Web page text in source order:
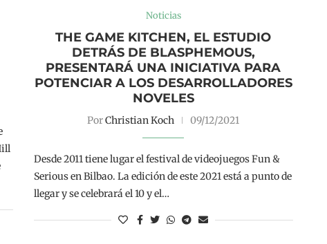
Noticias
THE GAME KITCHEN, EL ESTUDIO
DETRÁS DE BLASPHEMOUS,
PRESENTARÁ UNA INICIATIVA PARA
POTENCIAR A LOS DESARROLLADORES
NOVELES
PorChristian Koch 09/12/2021
Desde 2011 tiene lugar el festival de videojuegos Fun &
Serious en Bilbao. La edición de este 2021 está a punto de
llegar y se celebrará el 10 y el…